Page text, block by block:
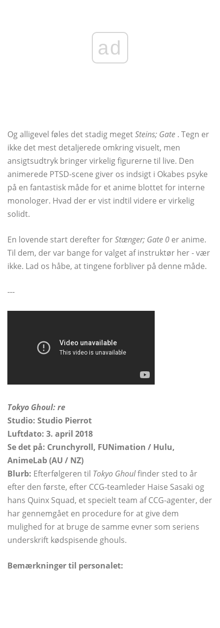
ad
Og alligevel føles det stadig megetSteins; Gate . Tegn er
ikke det mest detaljerede omkring visuelt, men
ansigtsudtryk bringer virkelig figurerne til live. Den
animerede PTSD-scene giver os indsigt i Okabes psyke
på en fantastisk måde for et anime blottet for interne
monologer. Hvad der er vist indtil videre er virkelig
solidt.
En lovende start derefter forStænger; Gate 0 er anime.
Til dem, der var bange for valget af instruktør her - vær
ikke. Lad os håbe, at tingene forbliver på denne måde.
---
Tokyo Ghoul: re
Studio: Studio Pierrot
Luftdato: 3. april 2018
Se det på: Crunchyroll, FUNimation / Hulu,
AnimeLab (AU / NZ)
Blurb: Efterfølgeren til Tokyo Ghoulfinder sted to år
efter den første, efter CCG-teamleder Haise Sasaki og
hans Quinx Squad, et specielt team af CCG-agenter, der
har gennemgået en procedure for at give dem
mulighed for at bruge de samme evner som seriens
underskrift kødspisende ghouls.
Bemærkninger til personalet: